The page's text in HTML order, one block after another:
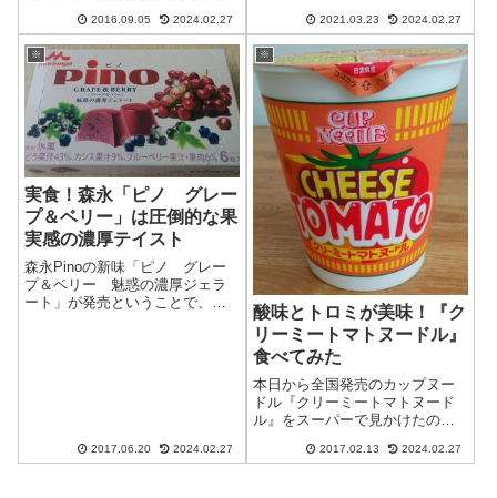
ので、混雑がヤバいだろうとい
うことで敬遠していたんです
ね。が、今年は激混みイベント
「次世代ワールドホビーフェ
ア」などを経験したこ...
2016.09.05 2024.02.27
ナで去年は帰省しなかったし、
里心にほだされて気がつけば買
い物かごに入れち...
2021.03.23 2024.02.27
※
実食！森永「ピノ グレー
プ＆ベリー」は圧倒的な果
実感の濃厚テイスト
森永Pinoの新味「ピノ グレー
プ＆ベリー 魅惑の濃厚ジェラ
ート」が発売ということで、早
2017.06.20 2024.02.27
※
酸味とトロミが美味！『ク
リーミートマトヌードル』
食べてみた
本日から全国発売のカップヌー
ドル『クリーミートマトヌード
ル』をスーパーで見かけたの
プルなデザインパッケージはシ
2017.02.13 2024.02.27